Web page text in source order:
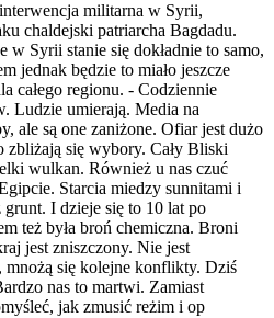
militarna w Syrii,
chaldejski patriarcha Bagdadu.
Syrii stanie się dokładnie to samo,
jednak będzie to miało jeszcze
całego regionu. - Codziennie
Ludzie umierają. Media na
ale są one zaniżone. Ofiar jest dużo
zbliżają się wybory. Cały Bliski
wulkan. Również u nas czuć
Starcia miedzy sunnitami i
grunt. I dzieje się to 10 lat po
też była broń chemiczna. Broni
jest zniszczony. Nie jest
się kolejne konflikty. Dziś
nas to martwi. Zamiast
jak zmusić reżim i op